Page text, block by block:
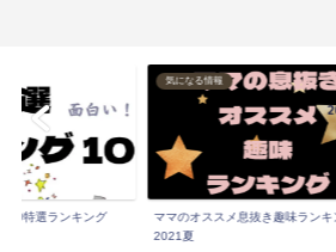
10特選ランキング
気になる情報
ママのオススメ息抜き趣味ランキ
2021夏